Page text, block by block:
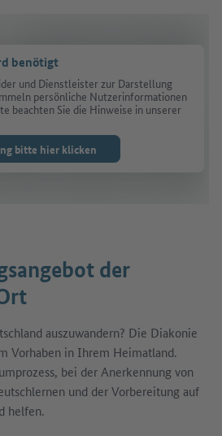
benötigt
und Dienstleister zur Darstellung
persönliche Nutzerinformationen
beachten Sie die Hinweise in unserer
bitte hier klicken
der
auszuwandern? Die Diakonie
Vorhaben in Ihrem Heimatland.
bei der Anerkennung von
und der Vorbereitung auf
helfen.